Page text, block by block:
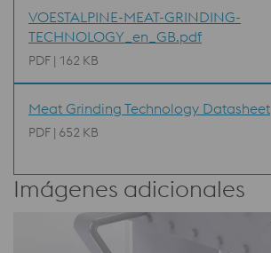
VOESTALPINE-MEAT-GRINDING-
TECHNOLOGY_en_GB.pdf
PDF | 162 KB
Meat Grinding Technology Datasheet
PDF | 652 KB
Imágenes adicionales